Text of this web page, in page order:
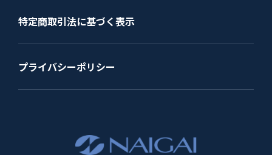
特定商取引法に基づく表示
プライバシーポリシー